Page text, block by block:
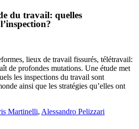
du travail: quelles
lieux de travail fissurés, télétravail:
de profondes mutations. Une étude met
les inspections du travail sont
ainsi que les stratégies qu’elles ont
Martinelli, Alessandro Pelizzari